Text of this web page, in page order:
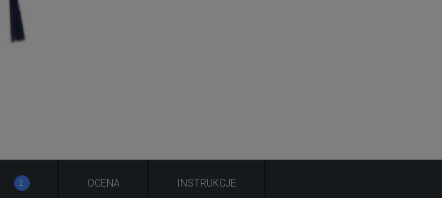
2 OCENA INSTRUKCJE